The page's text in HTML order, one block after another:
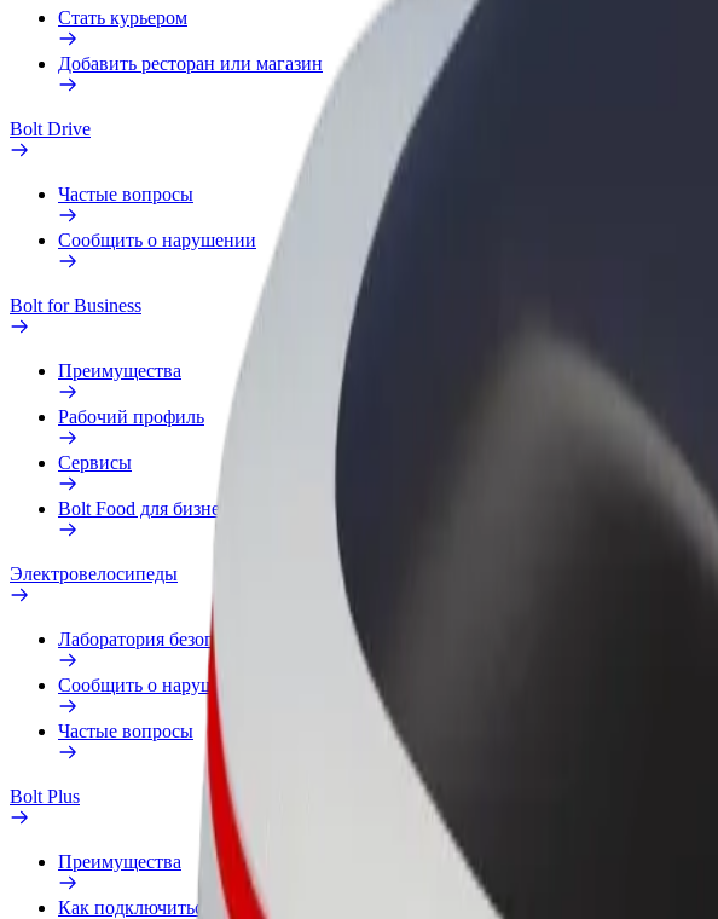
Стать курьером
Добавить ресторан или магазин
Bolt Drive
Частые вопросы
Сообщить о нарушении
Bolt for Business
Преимущества
Рабочий профиль
Сервисы
Bolt Food для бизнеса
Электровелосипеды
Лаборатория безопасности
Сообщить о нарушении
Частые вопросы
Bolt Plus
Преимущества
Как подключиться